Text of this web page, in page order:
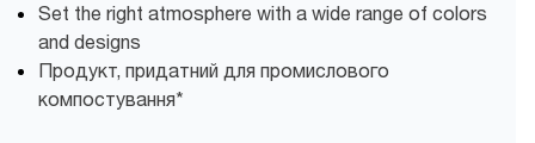
Set the right atmosphere with a wide range of colors
and designs
Продукт, придатний для промислового
компостування*